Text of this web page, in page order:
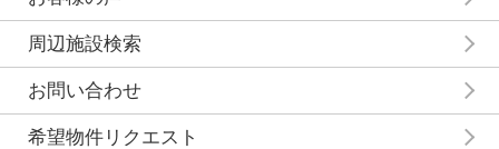
周辺施設検索
お問い合わせ
希望物件リクエスト